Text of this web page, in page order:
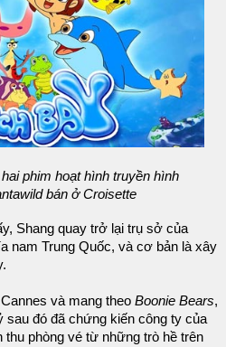
phim hoạt hình truyền hình
bán ở Croisette
Shang quay trở lại trụ sở của
nam Trung Quốc, và cơ bản là xây
và mang theo Boonie Bears,
sau đó đã chứng kiến công ty của
phòng vé từ những trò hề trên